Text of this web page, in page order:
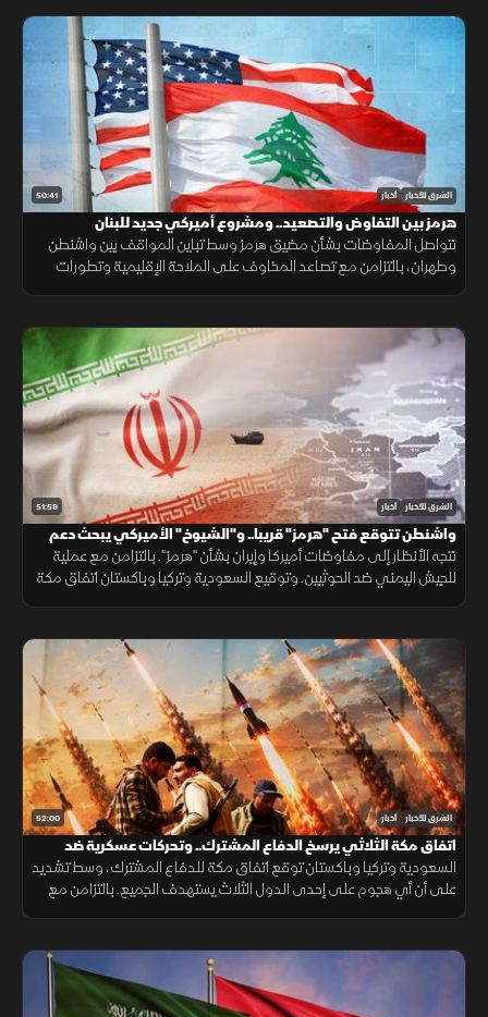
50:41 الشرق للأخبار أخبار
هرمز بين التفاوض والتصعيد.. ومشروع أميركي جديد للبنان
تتواصل المفاوضات بشأن مضيق هرمز وسط تباين المواقف بين واشنطن
وطهران، بالتزامن مع تصاعد المخاوف على الملاحة الإقليمية وتطورات
51:59 الشرق للأخبار أخبار
واشنطن تتوقع فتح "هرمز" قريبا.. و"الشيوخ" الأميركي يبحث دعم
لبنان
تتجه الأنظار إلى مفاوضات أميركا وإيران بشأن "هرمز". بالتزامن مع عملية
للجيش اليمني ضد الحوثيين. وتوقيع السعودية وتركيا وباكستان اتفاق مكة
52:00 الشرق للأخبار أخبار
اتفاق مكة الثلاثي يرسخ الدفاع المشترك.. وتحركات عسكرية ضد
الحوثيين
السعودية وتركيا وباكستان توقع اتفاق مكة للدفاع المشترك، وسط تشديد
على أن أي هجوم على إحدى الدول الثلاث يستهدف الجميع. بالتزامن مع